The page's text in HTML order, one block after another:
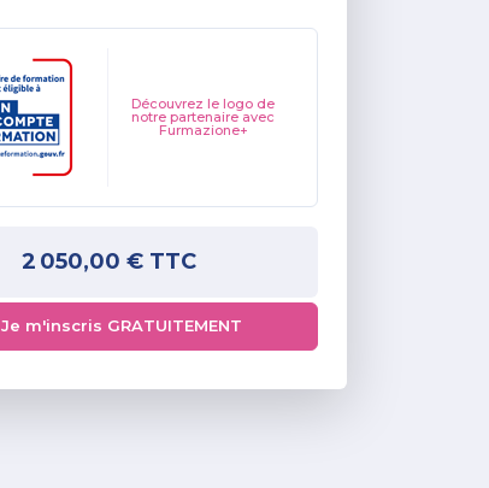
Découvrez le logo de
notre partenaire avec
Furmazione+
2 050,00 €TTC
Je m'inscris GRATUITEMENT